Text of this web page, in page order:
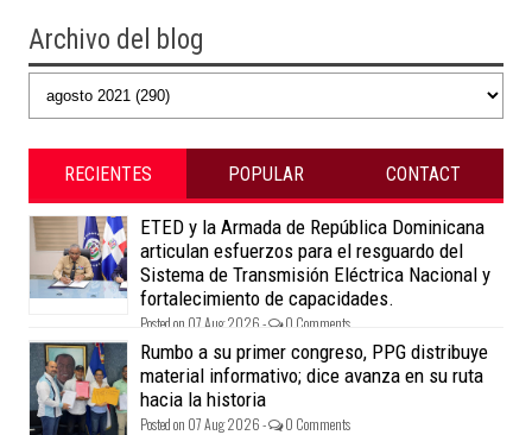
Archivo del blog
RECIENTES POPULAR CONTACT
ETED y la Armada de República Dominicana
articulan esfuerzos para el resguardo del
Sistema de Transmisión Eléctrica Nacional y
fortalecimiento de capacidades.
Posted on 07 Aug 2026 - 0 Comments
Rumbo a su primer congreso, PPG distribuye
material informativo; dice avanza en su ruta
hacia la historia
Posted on 07 Aug 2026 - 0 Comments